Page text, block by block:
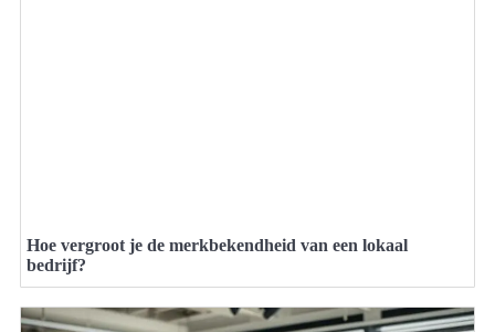
Hoe vergroot je de merkbekendheid van een lokaal
bedrijf?